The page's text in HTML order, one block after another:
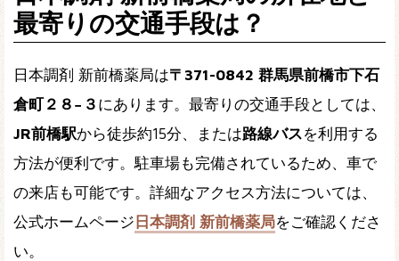
最寄りの交通手段は？
日本調剤 新前橋薬局は〒371-0842 群馬県前橋市下石
倉町２８−３ にあります。最寄りの交通手段としては、
JR前橋駅から徒歩約15分、または路線バスを利用する
方法が便利です。駐車場も完備されているため、車で
の来店も可能です。詳細なアクセス方法については、
公式ホームページ 日本調剤 新前橋薬局をご確認くださ
い。